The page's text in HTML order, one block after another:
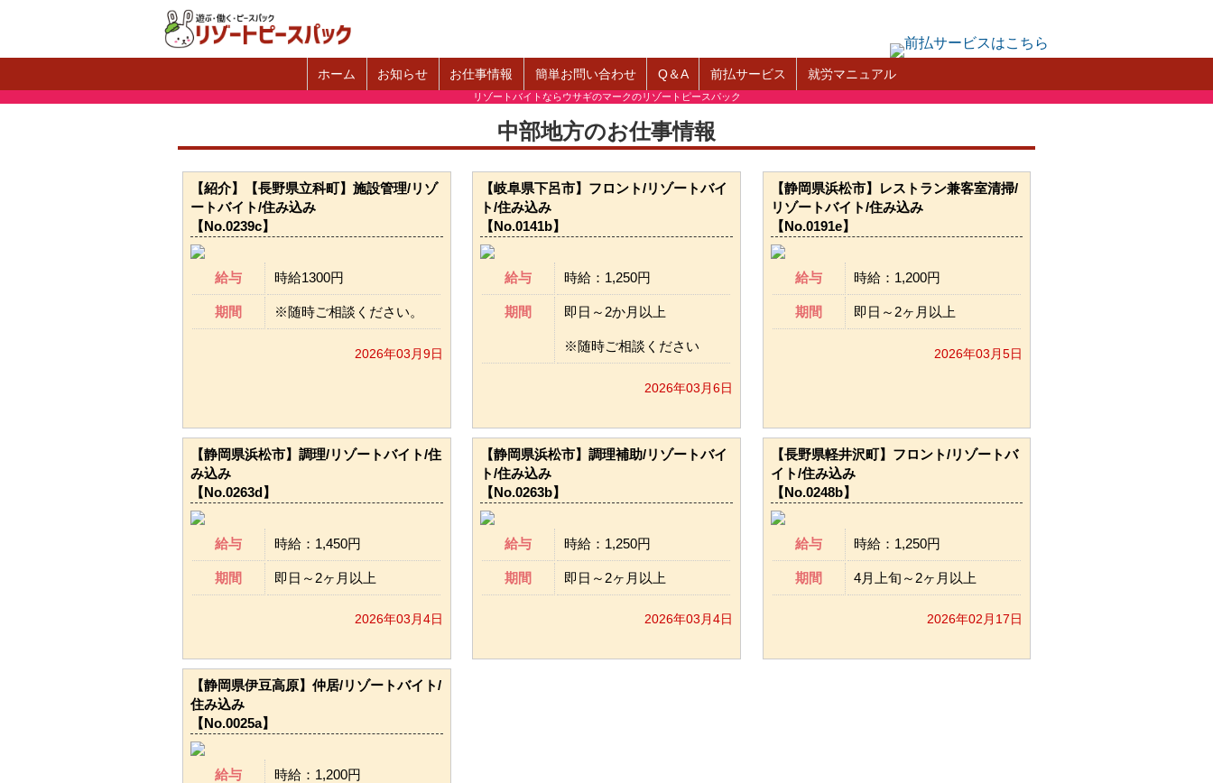
ホーム お知らせ お仕事情報 簡単お問い合わせ Q＆A 前払サービス 就労マニュアル
リゾートバイトならウサギのマークのリゾートピースパック
中部地方のお仕事情報
【紹介】【長野県立科町】施設管理/リゾ
ートバイト/住み込み
【No.0239c】
給与 時給1300円
期間 ※随時ご相談ください。
2026年03月9日
【岐阜県下呂市】フロント/リゾートバイ
ト/住み込み
【No.0141b】
給与 時給：1,250円
期間 即日～2か月以上
※随時ご相談ください
2026年03月6日
【静岡県浜松市】レストラン兼客室清掃/
リゾートバイト/住み込み
【No.0191e】
給与 時給：1,200円
期間 即日～2ヶ月以上
2026年03月5日
【静岡県浜松市】調理/リゾートバイト/住
み込み
【No.0263d】
給与 時給：1,450円
期間 即日～2ヶ月以上
2026年03月4日
【静岡県浜松市】調理補助/リゾートバイ
ト/住み込み
【No.0263b】
給与 時給：1,250円
期間 即日～2ヶ月以上
2026年03月4日
【長野県軽井沢町】フロント/リゾートバ
イト/住み込み
【No.0248b】
給与 時給：1,250円
期間 4月上旬～2ヶ月以上
2026年02月17日
【静岡県伊豆高原】仲居/リゾートバイト/
住み込み
【No.0025a】
給与 時給：1,200円